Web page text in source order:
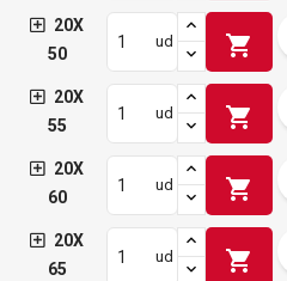
20X
50
ud shopping_cart
20X
55
ud shopping_cart
20X
60
ud shopping_cart
20X
65
ud shopping_cart